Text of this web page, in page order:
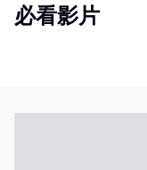
必看影片